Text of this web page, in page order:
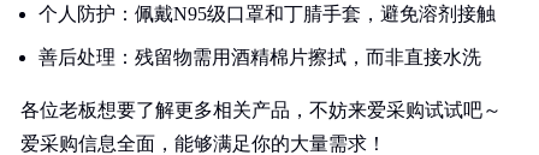
个人防护：佩戴N95级口罩和丁腈手套，避免溶剂接触
善后处理：残留物需用酒精棉片擦拭，而非直接水洗
各位老板想要了解更多相关产品，不妨来爱采购试试吧～
爱采购信息全面，能够满足你的大量需求！